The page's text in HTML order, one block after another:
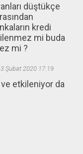
düştükçe
kredi
mi buda
mi ?
3 Şubat 2020 17:19
etkileniyor da